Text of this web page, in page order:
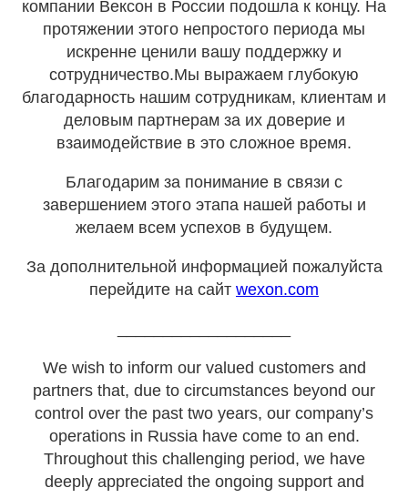
компании Вексон в России подошла к концу. На
протяжении этого непростого периода мы
искренне ценили вашу поддержку и
сотрудничество.Мы выражаем глубокую
благодарность нашим сотрудникам, клиентам и
деловым партнерам за их доверие и
взаимодействие в это сложное время.
Благодарим за понимание в связи с
завершением этого этапа нашей работы и
желаем всем успехов в будущем.
За дополнительной информацией пожалуйста
перейдите на сайт wexon.com
We wish to inform our valued customers and
partners that, due to circumstances beyond our
control over the past two years, our company’s
operations in Russia have come to an end.
Throughout this challenging period, we have
deeply appreciated the ongoing support and